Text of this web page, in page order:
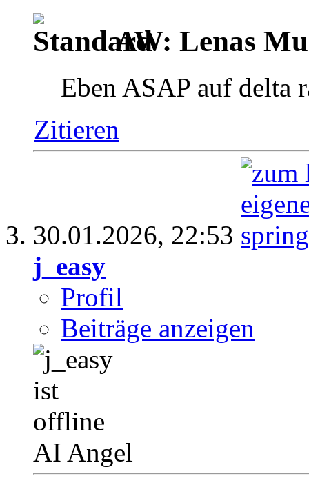
AW: Lenas
Eben ASAP auf delta
Zitieren
30.01.2026, 22:53
j_easy
Profil
Beiträge anzeigen
AI Angel